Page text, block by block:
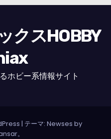
クスHOBBY
ホビー系情報サイト
| テーマ: Newses by
。